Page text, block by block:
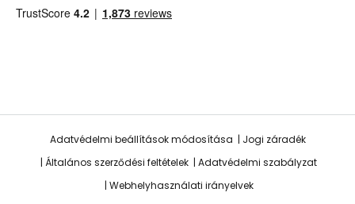
Adatvédelmi beállítások módosítása
Jogi záradék
Általános szerződési feltételek
Adatvédelmi szabályzat
Webhelyhasználati irányelvek